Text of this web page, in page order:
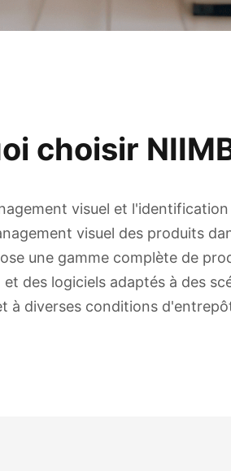
choisir
visuel et
visuel des produits
une gamme complète de
des logiciels adaptés à des
à diverses conditions